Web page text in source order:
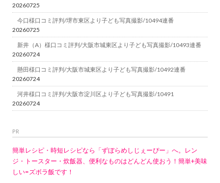
20260725
今口様口コミ評判/堺市東区より子ども写真撮影/10494連番
20260725
新井（A）様口コミ評判/大阪市城東区より子ども写真撮影/10493連番
20260724
懸田様口コミ評判/大阪市城東区より子ども写真撮影/10492連番
20260724
河井様口コミ評判/大阪市淀川区より子ども写真撮影/10491
20260724
PR
簡単レシピ・時短レシピなら「ずぼらめしじぇーぴー」へ。レン
ジ・トースター・炊飯器、便利なものはどんどん使おう！簡単+美味
しい=ズボラ飯です！